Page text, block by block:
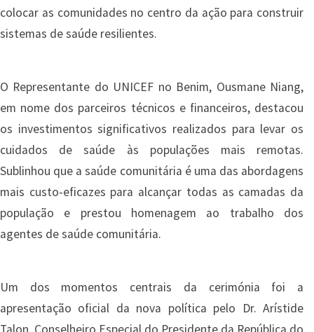
colocar as comunidades no centro da ação para construir
sistemas de saúde resilientes.
O Representante do UNICEF no Benim, Ousmane Niang,
em nome dos parceiros técnicos e financeiros, destacou
os investimentos significativos realizados para levar os
cuidados de saúde às populações mais remotas.
Sublinhou que a saúde comunitária é uma das abordagens
mais custo-eficazes para alcançar todas as camadas da
população e prestou homenagem ao trabalho dos
agentes de saúde comunitária.
Um dos momentos centrais da cerimónia foi a
apresentação oficial da nova política pelo Dr. Arístide